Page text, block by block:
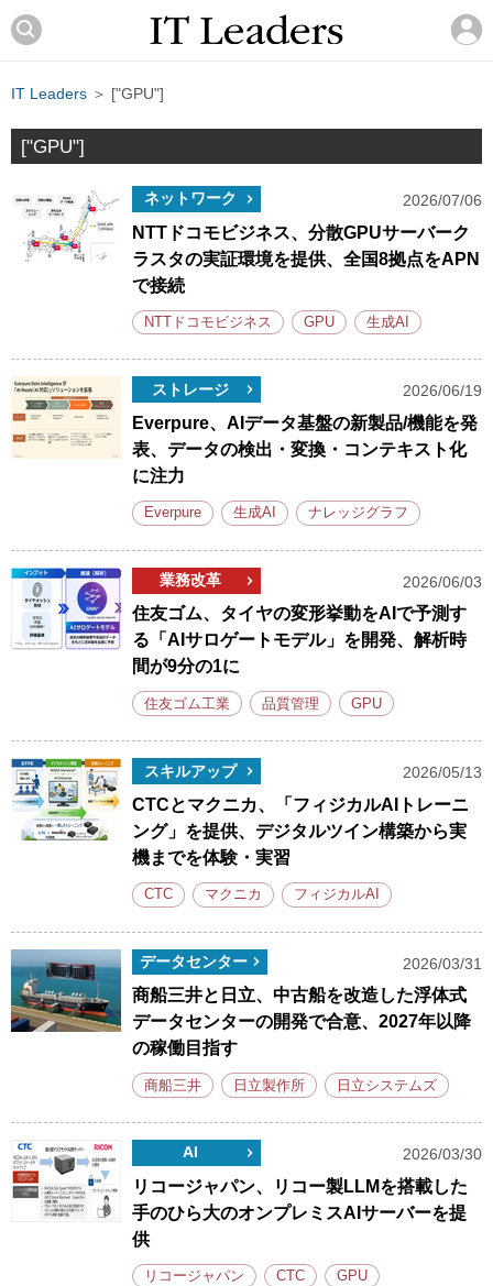
IT Leaders ＞ ["GPU"]
["GPU"]
ネットワーク 2026/07/06
NTTドコモビジネス、分散GPUサーバーク
ラスタの実証環境を提供、全国8拠点をAPN
で接続
NTTドコモビジネス GPU 生成AI
ストレージ 2026/06/19
Everpure、AIデータ基盤の新製品/機能を発
表、データの検出・変換・コンテキスト化
に注力
Everpure 生成AI ナレッジグラフ
業務改革 2026/06/03
住友ゴム、タイヤの変形挙動をAIで予測す
る「AIサロゲートモデル」を開発、解析時
間が9分の1に
住友ゴム工業 品質管理 GPU
スキルアップ 2026/05/13
CTCとマクニカ、「フィジカルAIトレーニ
ング」を提供、デジタルツイン構築から実
機までを体験・実習
CTC マクニカ フィジカルAI
データセンター 2026/03/31
商船三井と日立、中古船を改造した浮体式
データセンターの開発で合意、2027年以降
の稼働目指す
商船三井 日立製作所 日立システムズ
AI 2026/03/30
リコージャパン、リコー製LLMを搭載した
手のひら大のオンプレミスAIサーバーを提
供
リコージャパン CTC GPU